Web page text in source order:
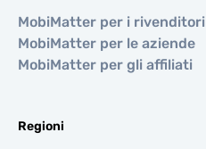
MobiMatter per i rivenditori
MobiMatter per le aziende
MobiMatter per gli affiliati
Regioni